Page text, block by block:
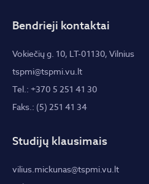
Bendrieji kontaktai
Vokiečių g. 10, LT-01130, Vilnius
tspmi@tspmi.vu.lt
Tel.: +370 5 251 41 30
Faks.: (5) 251 41 34
Studijų klausimais
vilius.mickunas@tspmi.vu.lt